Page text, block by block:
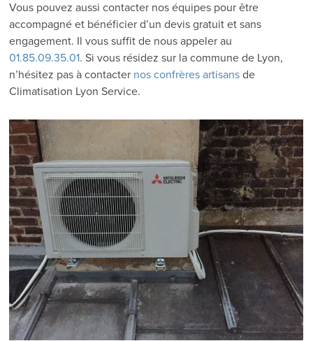
Vous pouvez aussi contacter nos équipes pour être
accompagné et bénéficier d’un devis gratuit et sans
engagement. Il vous suffit de nous appeler au
01.85.09.35.01. Si vous résidez sur la commune de Lyon,
n’hésitez pas à contacter nos confrères artisans de
Climatisation Lyon Service.